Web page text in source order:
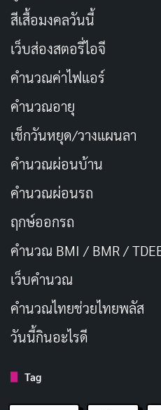
สีเสื้อมงคลวันนี้
เว็บส่องสตอรี่ไอจี
คำนวณค่าไฟแอร์
คำนวณอายุ
เช็กวันหยุด/วางแผนลา
คำนวณผ่อนบ้าน
คำนวณผ่อนรถ
ฤกษ์ออกรถ
คำนวณ BMI / BMR /
เว็บคํานวณ
คํานวณไทยช่วยไทยพลัส
วันนี้กินอะไรดี
Tag